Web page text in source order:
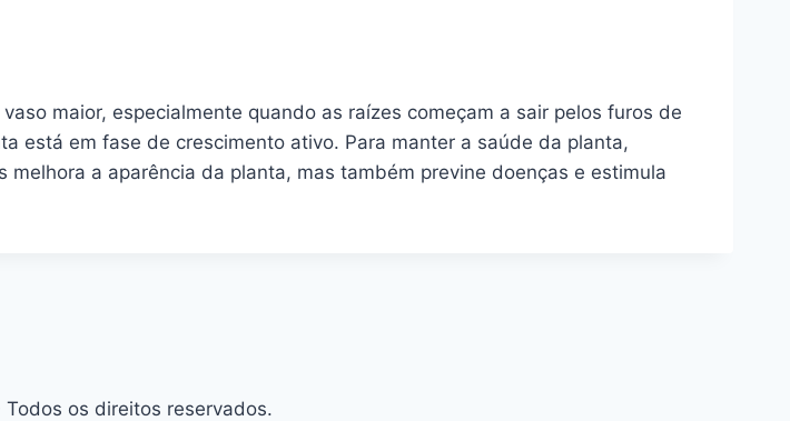
maior, especialmente quando as raízes começam a sair pelos furos de
está em fase de crescimento ativo. Para manter a saúde da planta,
a aparência da planta, mas também previne doenças e estimula
os direitos reservados.